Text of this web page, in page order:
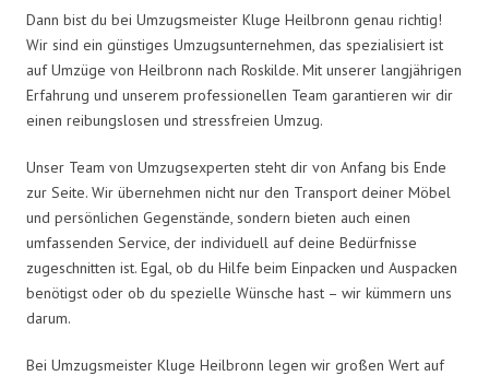
Dann bist du bei Umzugsmeister Kluge Heilbronn genau richtig!
Wir sind ein günstiges Umzugsunternehmen, das spezialisiert ist
auf Umzüge von Heilbronn nach Roskilde. Mit unserer langjährigen
Erfahrung und unserem professionellen Team garantieren wir dir
einen reibungslosen und stressfreien Umzug.
Unser Team von Umzugsexperten steht dir von Anfang bis Ende
zur Seite. Wir übernehmen nicht nur den Transport deiner Möbel
und persönlichen Gegenstände, sondern bieten auch einen
umfassenden Service, der individuell auf deine Bedürfnisse
zugeschnitten ist. Egal, ob du Hilfe beim Einpacken und Auspacken
benötigst oder ob du spezielle Wünsche hast – wir kümmern uns
darum.
Bei Umzugsmeister Kluge Heilbronn legen wir großen Wert auf